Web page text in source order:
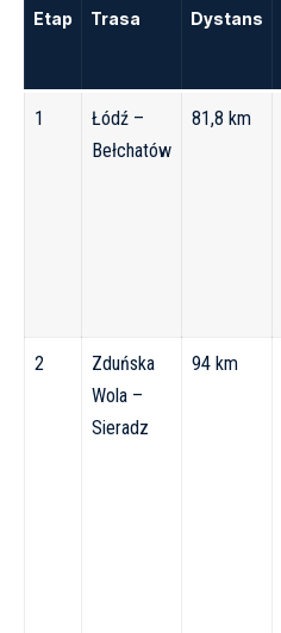
Etap Trasa Dystans
1
Łódź –
Bełchatów
81,8 km
2
Zduńska
Wola –
Sieradz
94 km